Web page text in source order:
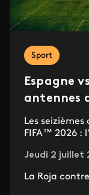
Sport
Espagne
antennes
Les
FIFA™ 2026 :
Jeudi 2 juillet
La Roja